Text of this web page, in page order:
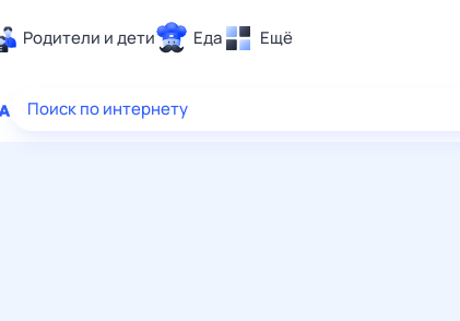
Родители и дети Еда Ещё
Здоровье
Поиск по интернету